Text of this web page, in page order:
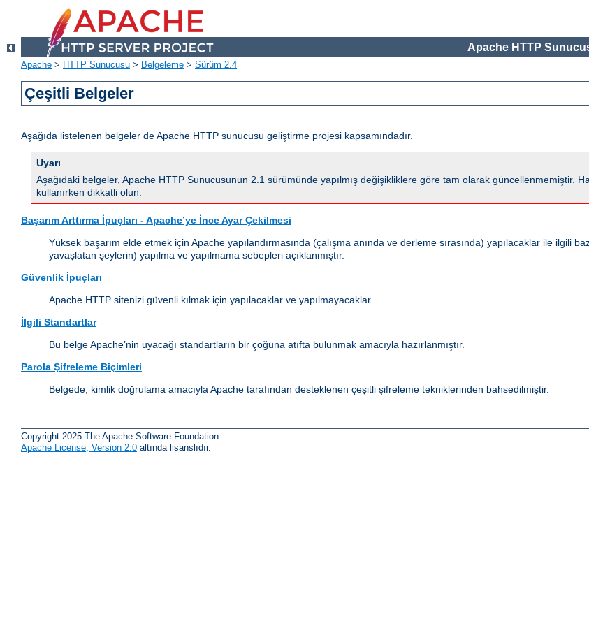
Apache HTTP
Apache > HTTP Sunucusu > Belgeleme > Sürüm 2.4
Çeşitli Belgeler
Aşağıda listelenen belgeler de Apache HTTP sunucusu geliştirme projesi kapsamındadır.
Uyarı
Aşağıdaki belgeler, Apache HTTP Sunucusunun 2.1 sürümünde yapılmış değişikliklere göre tam olarak güncellenmemiştir.
kullanırken dikkatli olun.
Başarım Arttırma İpuçları - Apache’ye İnce Ayar Çekilmesi
Yüksek başarım elde etmek için Apache yapılandırmasında (çalışma anında ve derleme sırasında) yapılacaklar ile ilgili
yavaşlatan şeylerin) yapılma ve yapılmama sebepleri açıklanmıştır.
Güvenlik İpuçları
Apache HTTP sitenizi güvenli kılmak için yapılacaklar ve yapılmayacaklar.
İlgili Standartlar
Bu belge Apache’nin uyacağı standartların bir çoğuna atıfta bulunmak amacıyla hazırlanmıştır.
Parola Şifreleme Biçimleri
Belgede, kimlik doğrulama amacıyla Apache tarafından desteklenen çeşitli şifreleme tekniklerinden bahsedilmiştir.
Copyright 2025 The Apache Software Foundation.
Apache License, Version 2.0 altında lisanslıdır.